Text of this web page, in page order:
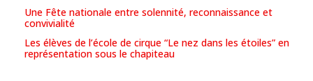
Une Fête nationale entre solennité, reconnaissance et
convivialité
Les élèves de l’école de cirque “Le nez dans les étoiles” en
représentation sous le chapiteau